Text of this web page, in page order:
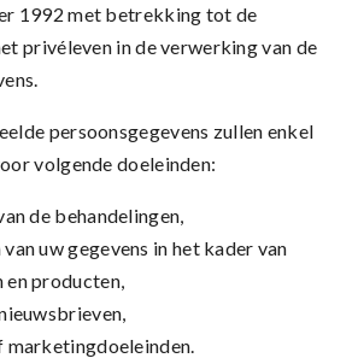
1992 met betrekking tot de
privéleven in de verwerking van de
persoonsgegevens zullen enkel
volgende doeleinden:
de behandelingen,
uw gegevens in het kader van
en producten,